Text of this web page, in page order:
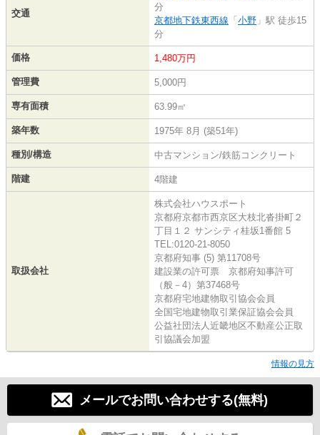
交通
分
京都地下鉄東西線 「 小野 」駅 徒歩15
分
価格 1,480万円
管理費 5,000円
専有面積 63.99㎡
築年数 1975年 8月 (築51年)
種別/構造 中古マンション/鉄筋コンクリート
階建 4階建
取扱会社
株式会社ハウスポート
京都府京都市西京区大枝北沓掛町２
丁目１２ サンシティ桂坂1番館 5
TEL:0120-21-8050
京都府知事 (5) 第11708号
建設業の許可票 京都府知事許可
（般－4）第37468号
京都府宅地建物取引協会会員
全国宅地建物取引業保証協会会員
公益社団法人近畿地区不動産公正取
引協議会加盟
情報の見方
メールでお問い合わせする(無料)